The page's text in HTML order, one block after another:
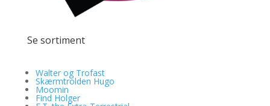
Se sortiment
Walter og Trofast
Skærmtrolden Hugo
Moomin
Find Holger